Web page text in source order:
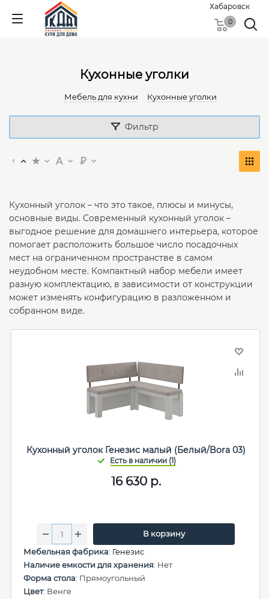
Хабаровск
0
Кухонные уголки
Мебель для кухни Кухонные уголки
Фильтр
Кухонный уголок – что это такое, плюсы и минусы,
основные виды. Современный кухонный уголок –
выгодное решение для домашнего интерьера, которое
помогает расположить большое число посадочных
мест на ограниченном пространстве в самом
неудобном месте. Компактный набор мебели имеет
разную комплектацию, в зависимости от конструкции
может изменять конфигурацию в разложенном и
собранном виде.
Кухонный уголок Генезис малый (Белый/Bora 03)
16 630р.
В корзину
Мебельная фабрика: Генезис
Наличие емкости для хранения: Нет
Форма стола: Прямоугольный
Цвет: Венге